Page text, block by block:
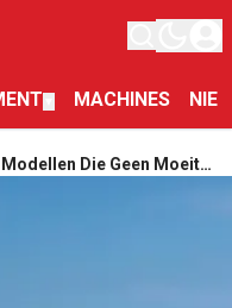
MACHINES
Die Geen Moeite